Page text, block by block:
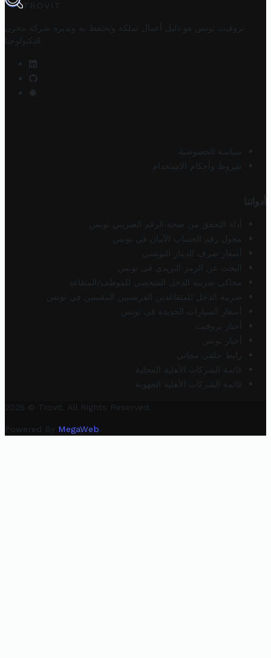
TROVIT
تروفيت تونس هو دليل أعمال تملكه وتحتفظ به وتديره
شركة مخزن
التكنولوجيا
سياسة الخصوصية
شروط وأحكام الاستخدام
أدواتنا
أداة التحقق من صحة الرقم الضريبي تونس
محول رقم الحساب الآيبان في تونس
أسعار صرف الدينار التونسي
البحث عن الرمز البريدي في تونس
محاكي ضريبة الدخل الشخصي للموظف/المتقاعد
ضريبة الدخل للمتقاعدين الفرنسيين المقيمين في تونس
أسعار السيارات الجديدة في تونس
أخبار تروفيت
أخبار تونس
رابط خلفي مجاني
قائمة الشركات الأهلية المحلية
قائمة الشركات الأهلية الجهوية
2025 © Trovit. All Rights Reserved.
Powered By MegaWeb